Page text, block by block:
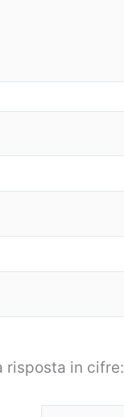
risposta in cifre: